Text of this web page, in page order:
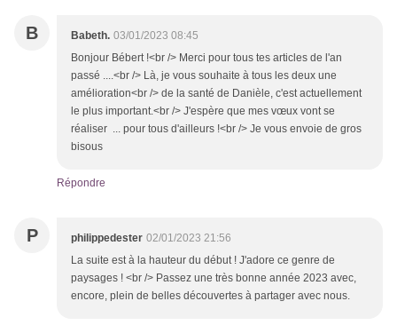
B Babeth. 03/01/2023 08:45
Bonjour Bébert !<br /> Merci pour tous tes articles de l'an
passé ....<br /> Là, je vous souhaite à tous les deux une
amélioration<br /> de la santé de Danièle, c'est actuellement
le plus important.<br /> J'espère que mes vœux vont se
réaliser ... pour tous d'ailleurs !<br /> Je vous envoie de gros
bisous
Répondre
P philippedester 02/01/2023 21:56
La suite est à la hauteur du début ! J'adore ce genre de
paysages ! <br /> Passez une très bonne année 2023 avec,
encore, plein de belles découvertes à partager avec nous.